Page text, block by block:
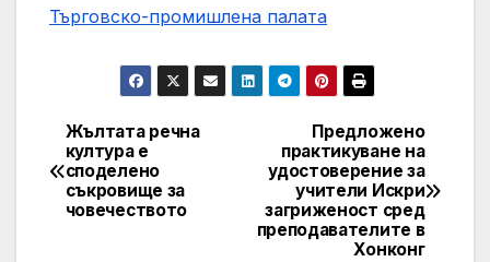
Търговско-промишлена палaта
Post
navigation
Предложено
практикуване на
удостоверение за
учители Искри
загриженост сред
преподавателите в
Хонконг
Жълтата речна
култура е
споделено
съкровище за
човечеството